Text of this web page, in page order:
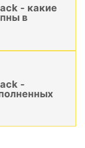
- какие
в
-